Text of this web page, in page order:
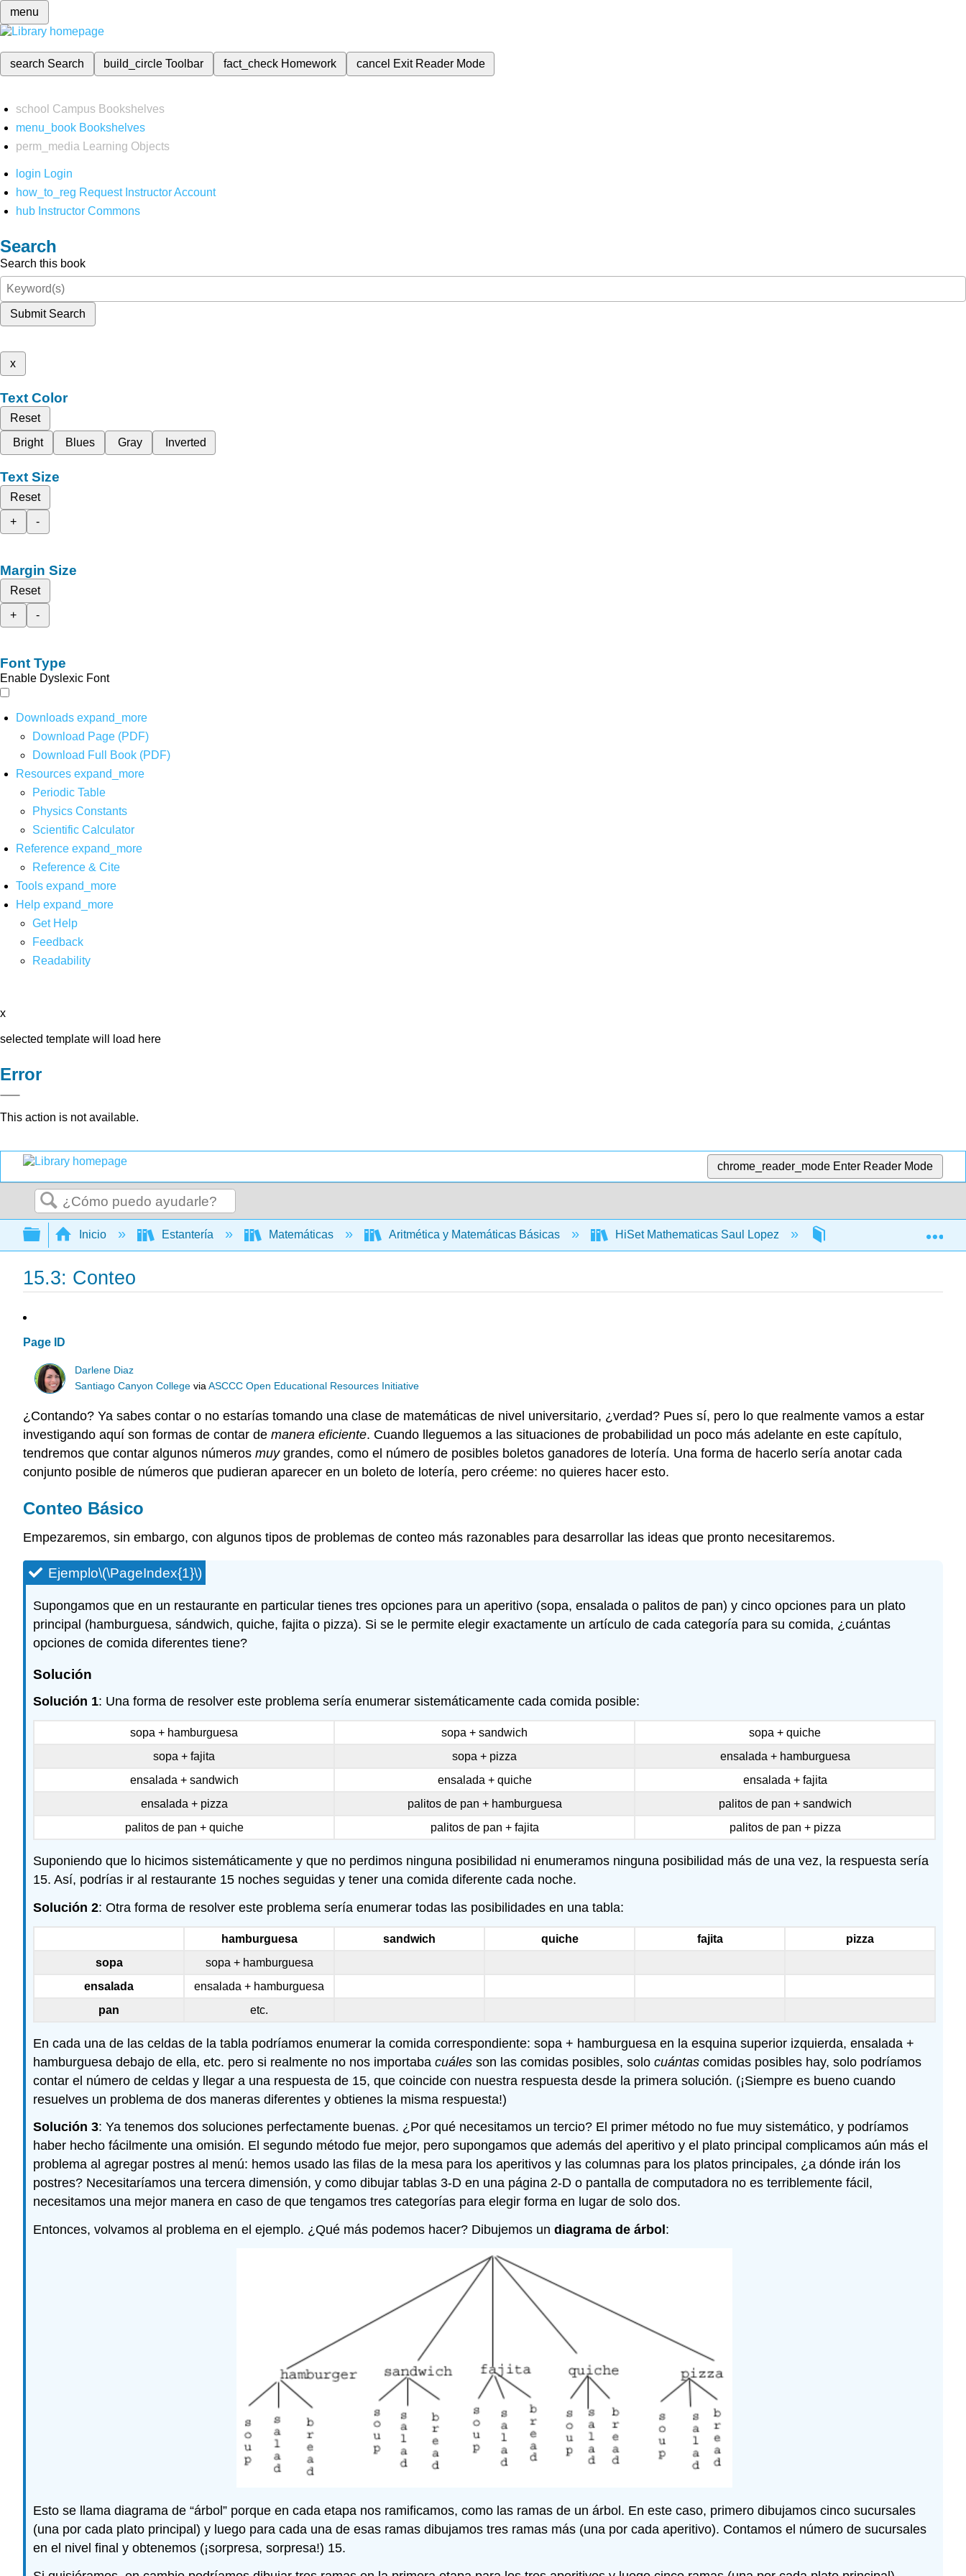
menu
search Search build_circleToolbar fact_check Homework cancel Exit Reader Mode
school Campus Bookshelves
menu_book Bookshelves
perm_media
Learning Objects
login Login
how_to_reg Request Instructor Account
hub Instructor Commons
Search
Search this book
Submit Search
x
Text Color
Reset
Bright
Blues Gray Inverted
Text Size
Reset
+
-
Margin Size
Reset
+
-
Font Type
Enable Dyslexic Font
Downloads expand_more
Download Page (PDF)
Download Full Book (PDF)
Resources expand_more
Periodic Table
Physics Constants
Scientific Calculator
Reference expand_more
Reference & Cite
Tools expand_more
Help expand_more
Get Help
Feedback
Readability
x
selected template will load here
Error
This action is not available.
chrome_reader_mode Enter Reader Mode
Buscar
Expandir/contraer jerarquía global
Inicio Estantería Matemáticas Aritmética y Matemáticas Básicas HiSet Mathematicas Saul Lopez
15.3: Conteo
Page ID
Darlene Diaz
Santiago Canyon College viaASCCC Open Educational Resources Initiative
¿Contando? Ya sabes contar o no estarías tomando una clase de matemáticas de nivel universitario, ¿verdad? Pues sí, pero lo que realmente vamos a estar
investigando aquí son formas de contar de manera eficiente. Cuando lleguemos a las situaciones de probabilidad un poco más adelante en este capítulo,
tendremos que contar algunos números muygrandes, como el número de posibles boletos ganadores de lotería. Una forma de hacerlo sería anotar cada
conjunto posible de números que pudieran aparecer en un boleto de lotería, pero créeme: no quieres hacer esto.
Conteo Básico
Empezaremos, sin embargo, con algunos tipos de problemas de conteo más razonables para desarrollar las ideas que pronto necesitaremos.
Ejemplo\(\PageIndex{1}\)
Supongamos que en un restaurante en particular tienes tres opciones para un aperitivo (sopa, ensalada o palitos de pan) y cinco opciones para un plato
principal (hamburguesa, sándwich, quiche, fajita o pizza). Si se le permite elegir exactamente un artículo de cada categoría para su comida, ¿cuántas
opciones de comida diferentes tiene?
Solución
Solución 1: Una forma de resolver este problema sería enumerar sistemáticamente cada comida posible:
sopa + hamburguesa sopa + sandwich
sopa + quiche
sopa + fajita
sopa + pizza
ensalada + hamburguesa
ensalada + sandwich
ensalada + quiche
ensalada + fajita
ensalada + pizza
palitos de pan + hamburguesa
palitos de pan + sandwich
palitos de pan + quiche
palitos de pan + fajita palitos de pan + pizza
Suponiendo que lo hicimos sistemáticamente y que no perdimos ninguna posibilidad ni enumeramos ninguna posibilidad más de una vez, la respuesta sería
15. Así, podrías ir al restaurante 15 noches seguidas y tener una comida diferente cada noche.
Solución 2: Otra forma de resolver este problema sería enumerar todas las posibilidades en una tabla:
hamburguesa sandwich quiche fajita
pizza
sopa
sopa + hamburguesa
ensalada
ensalada + hamburguesa
pan
etc.
En cada una de las celdas de la tabla podríamos enumerar la comida correspondiente: sopa + hamburguesa en la esquina superior izquierda, ensalada +
hamburguesa debajo de ella, etc. pero si realmente no nos importaba cuáles son las comidas posibles, solo cuántas comidas posibles hay, solo podríamos
contar el número de celdas y llegar a una respuesta de 15, que coincide con nuestra respuesta desde la primera solución. (¡Siempre es bueno cuando
resuelves un problema de dos maneras diferentes y obtienes la misma respuesta!)
Solución 3: Ya tenemos dos soluciones perfectamente buenas. ¿Por qué necesitamos un tercio? El primer método no fue muy sistemático, y podríamos
haber hecho fácilmente una omisión. El segundo método fue mejor, pero supongamos que además del aperitivo y el plato principal complicamos aún más el
problema al agregar postres al menú: hemos usado las filas de la mesa para los aperitivos y las columnas para los platos principales, ¿a dónde irán los
postres? Necesitaríamos una tercera dimensión, y como dibujar tablas 3-D en una página 2-D o pantalla de computadora no es terriblemente fácil,
necesitamos una mejor manera en caso de que tengamos tres categorías para elegir forma en lugar de solo dos.
Entonces, volvamos al problema en el ejemplo. ¿Qué más podemos hacer? Dibujemos un diagrama de árbol :
Esto se llama diagrama de “árbol” porque en cada etapa nos ramificamos, como las ramas de un árbol. En este caso, primero dibujamos cinco sucursales
(una por cada plato principal) y luego para cada una de esas ramas dibujamos tres ramas más (una por cada aperitivo). Contamos el número de sucursales
en el nivel final y obtenemos (¡sorpresa, sorpresa!) 15.